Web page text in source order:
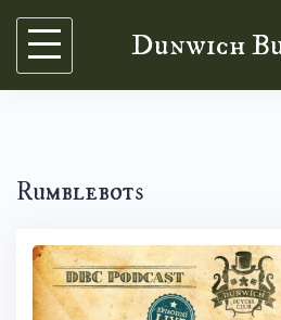
Skip
content
Dunwich
Rumblebots